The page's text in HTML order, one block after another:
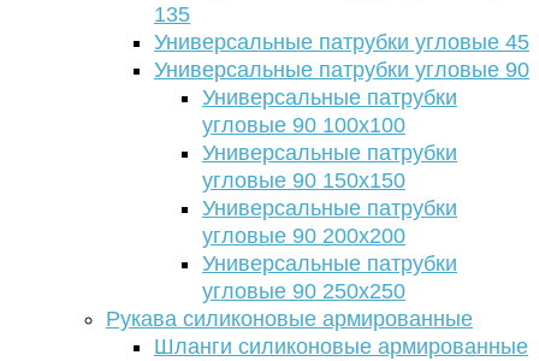
135
Универсальные патрубки угловые 45
Универсальные патрубки угловые 90
Универсальные патрубки
угловые 90 100х100
Универсальные патрубки
угловые 90 150х150
Универсальные патрубки
угловые 90 200х200
Универсальные патрубки
угловые 90 250х250
Рукава силиконовые армированные
Шланги силиконовые армированные